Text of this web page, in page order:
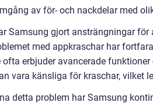
av för- och nackdelar med
Samsung gjort ansträngningar
med appkraschar har
ofta erbjuder avancerade
vara känsliga för kraschar, vilket
detta problem har Samsung